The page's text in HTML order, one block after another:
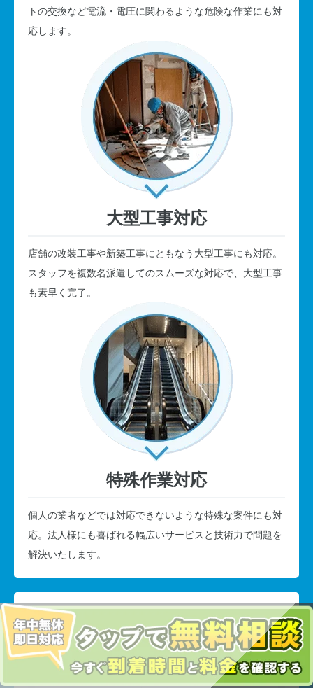
トの交換など電流・電圧に関わるような危険な作業にも対
応します。
大型工事対応
店舗の改装工事や新築工事にともなう大型工事にも対応。
スタッフを複数名派遣してのスムーズな対応で、大型工事
も素早く完了。
特殊作業対応
個人の業者などでは対応できないような特殊な案件にも対
応。法人様にも喜ばれる幅広いサービスと技術力で問題を
解決いたします。
丁寧なサービス
3つのお約束でサービスを提供!